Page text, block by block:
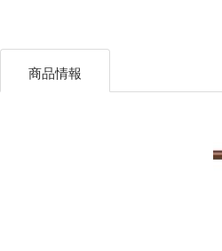
商品情報